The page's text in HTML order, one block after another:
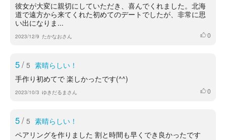
彼女が大変に親切にしていただき、喜んでくれました。北海
道で遠方から来てくれた初めてのデートでしたが、非常に思
い出になりま...
2023/12/9 たかなおさん いいね
0
5/ 5 素晴らしい！
手作り初めてで 楽しかったです(^^)
2023/10/3 ゆきだるまさん いいね
0
5/ 5 素晴らしい！
ペアリングを作りました 割と時間も早くでき良かったです